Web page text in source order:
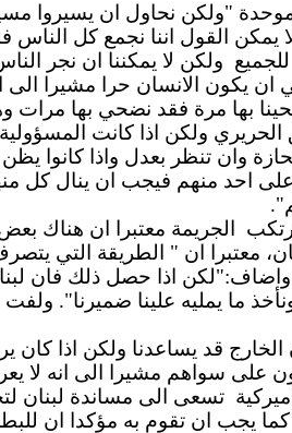
"ولكن نحاول ان يسيروا
يمكن القول اننا نجمع كل
ولكن لا يمكننا ان نجر
يكون الانسان حرا مشيرا الى
بها مرة فقد نضحي بها مرات
الحريري ولكن اذا كانت
وان تنظر بعدل واذا كانوا
احد منهم فيجب ان ينال كل
الجريمة معتبرا ان هناك
معتبرا ان " الطريقة
اذا حصل ذلك فان
ما يمليه علينا ضميرنا".
قد يساعدنا ولكن اذا كان
على سواهم مشيرا الى انه لا
تسعى الى مساندة لبنان
ان تقوم به مؤكدا ان